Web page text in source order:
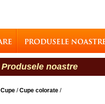
Produsele noastre
Cupe /Cupe colorate /